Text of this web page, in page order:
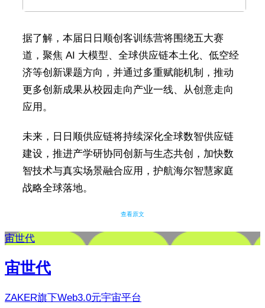
据了解，本届日日顺创客训练营将围绕五大赛
道，聚焦 AI 大模型、全球供应链本土化、低空经
济等创新课题方向，并通过多重赋能机制，推动
更多创新成果从校园走向产业一线、从创意走向
应用。
未来，日日顺供应链将持续深化全球数智供应链
建设，推进产学研协同创新与生态共创，加快数
智技术与真实场景融合应用，护航海尔智慧家庭
战略全球落地。
查看原文
宙世代
宙世代
ZAKER旗下Web3.0元宇宙平台